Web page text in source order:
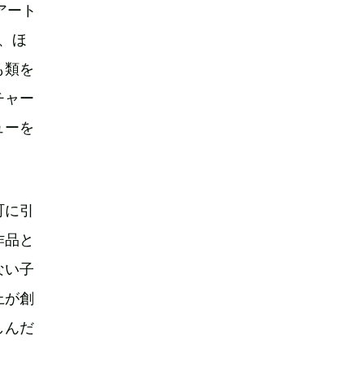
ート
ほ
類を
ャー
ーを
引
と
い子
創
んだ